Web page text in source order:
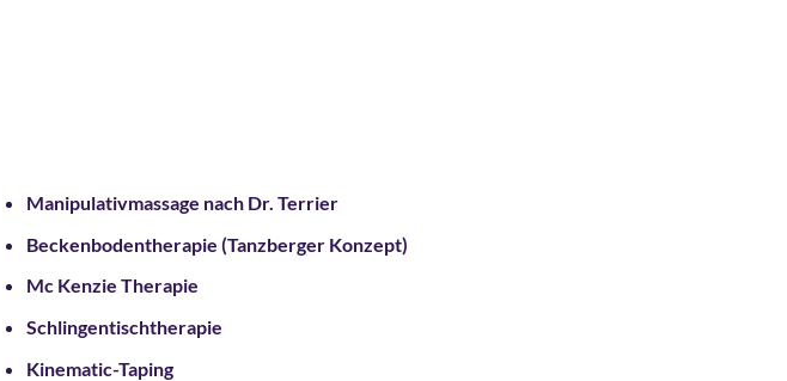
Manipulativmassage nach Dr. Terrier
Beckenbodentherapie (Tanzberger Konzept)
Mc Kenzie Therapie
Schlingentischtherapie
Kinematic-Taping